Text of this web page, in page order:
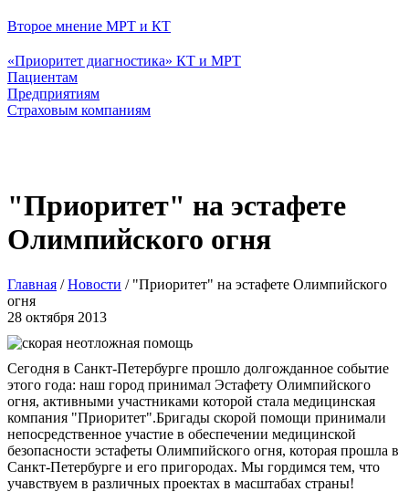
Второе мнение МРТ и КТ
«Приоритет диагностика» КТ и МРТ
Пациентам
Предприятиям
Страховым компаниям
"Приоритет" на эстафете
Олимпийского огня
Главная /Новости / "Приоритет" на эстафете Олимпийского
огня
28 октября 2013
Сегодня в Санкт-Петербурге прошло долгожданное событие
этого года: наш город принимал Эстафету Олимпийского
огня, активными участниками которой стала медицинская
компания "Приоритет".Бригады скорой помощи принимали
непосредственное участие в обеспечении медицинской
безопасности эстафеты Олимпийского огня, которая прошла в
Санкт-Петербурге и его пригородах. Мы гордимся тем, что
учавствуем в различных проектах в масштабах страны!